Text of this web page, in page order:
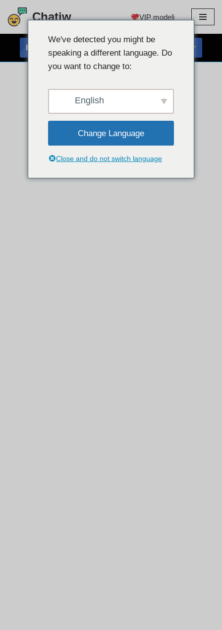
Preskoči
vsebino
Chatiw VIP modeli
BREZPLAČEN KLEPET S SPLETNO KAMERO
We've detected you might be
speaking a different language. Do
you want to change to:
English
Change Language
Close and do not switch language